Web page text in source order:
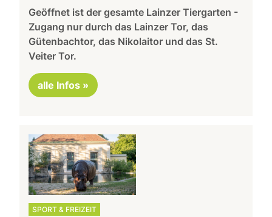
Geöffnet ist der gesamte Lainzer Tiergarten -
Zugang nur durch das Lainzer Tor, das
Gütenbachtor, das Nikolaitor und das St.
Veiter Tor.
alle Infos »
SPORT & FREIZEIT